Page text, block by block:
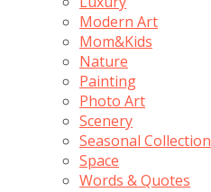
Modern Art
Mom&Kids
Nature
Painting
Photo Art
Scenery
Seasonal Collection
Space
Words & Quotes